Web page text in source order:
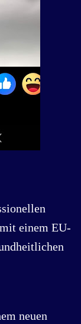
einem EU-
neuen